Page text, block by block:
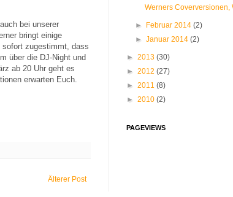
bei unserer
bringt einige
zugestimmt, dass
über die DJ-Night und
ab 20 Uhr geht es
erwarten Euch.
Älterer Post
Werners Coverversionen,
► Februar 2014(2)
►Januar 2014(2)
► 2013 (30)
► 2012 (27)
► 2011 (8)
► 2010 (2)
PAGEVIEWS